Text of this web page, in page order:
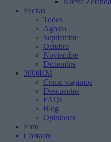
Nueva Zelanda
Fechas
Todos
Agosto
Septiembre
Octubre
Noviembre
Diciembre
3000KM
Cómo viajamos
Descuentos
FAQs
Blog
Opiniones
Foro
Contacto